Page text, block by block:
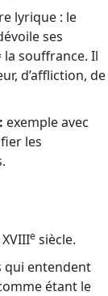
lyrique : le
ses
la souffrance. Il
d’affliction, de
exemple avec
les
e siècle.
qui entendent
étant le